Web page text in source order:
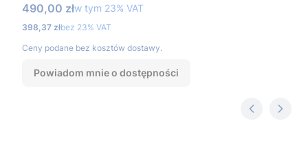
Cena brutto
490,00 złw tym %s VAT
w tym 23% VAT
Cena netto
398,37 złbez 23% VAT
Ceny podane bez kosztów dostawy.
Powiadom mnie o dostępności